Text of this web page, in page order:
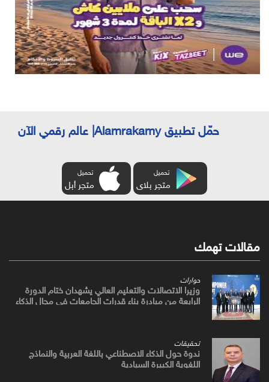
حمّل تطبيق Alamrakamy| عالم رقمي الآن
تحميل
متجر بلاى
تحميل
متجر أبل
مقالات تهمك
حوارات
وزيرا الاتصالات والتعليم العالي يشهدان ختام الدورة
الرابعة من مبادرة بناء قدرات الجامعات في مجال الذكاء
تحقيقات
ندوة حول الذكاء الاصطناعي باللغة العربية والنماذج
اللغوية الكبيرة السيادية